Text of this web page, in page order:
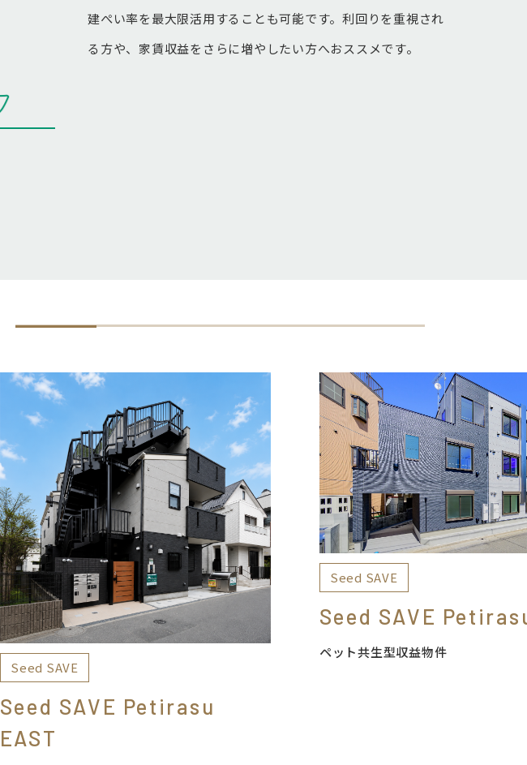
建ぺい率を最大限活用することも可能です。利回りを重視され
る方や、家賃収益をさらに増やしたい方へおススメです。
Seed SAVE
Seed SAVE Petirasu
EAST
Seed SAVE
Seed SAVE
ペット共生型収益物件